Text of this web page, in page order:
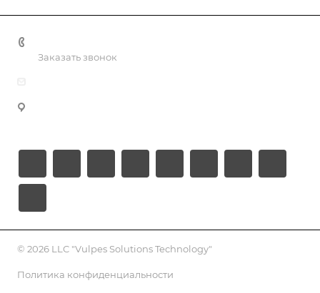
Заказать звонок
© 2026 LLC "Vulpes Solutions Technology"
Политика конфиденциальности